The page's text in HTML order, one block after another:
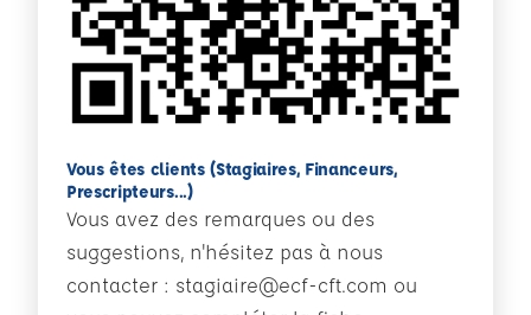
Vous êtes clients (Stagiaires, Financeurs,
Prescripteurs...)
Vous avez des remarques ou des
suggestions, n'hésitez pas à nous
contacter : stagiaire@ecf-cft.com ou